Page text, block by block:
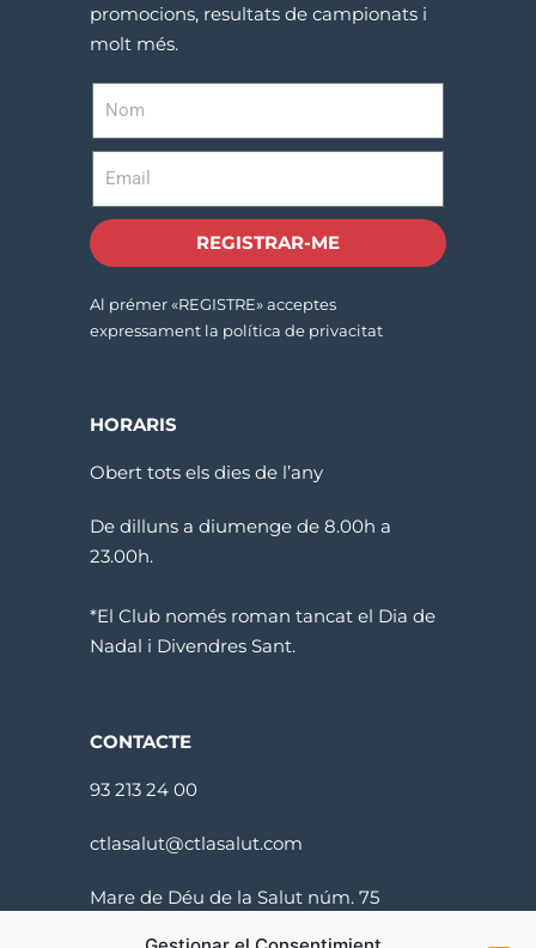
promocions, resultats de campionats i
molt més.
REGISTRAR-ME
Al prémer «REGISTRE» acceptes
expressament la política de privacitat
HORARIS
Obert tots els dies de l’any
De dilluns a diumenge de 8.00h a
23.00h.
*El Club només roman tancat el Dia de
Nadal i Divendres Sant.
CONTACTE
93 213 24 00
ctlasalut@ctlasalut.com
Mare de Déu de la Salut núm. 75